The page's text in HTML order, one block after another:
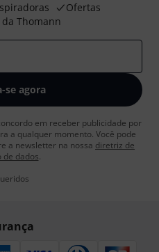
Ofertas
Thomann
se agora
em receber publicidade por
a qualquer momento. Você pode
a newsletter na nossa diretriz de
de dados.